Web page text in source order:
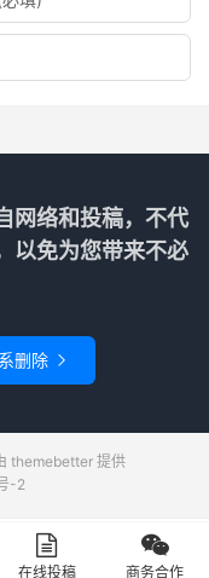
网络和投稿，不代
以免为您带来不必
删除 
themebetter提供
-2
投稿 关于
在线投稿
商务合作